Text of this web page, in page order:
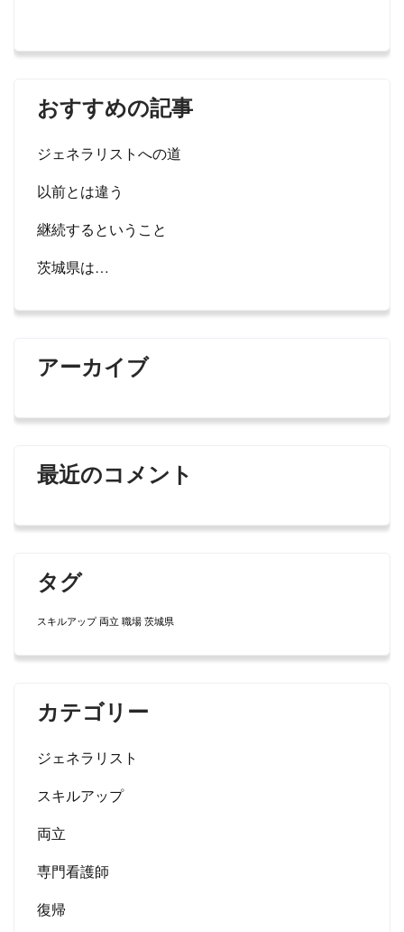
おすすめの記事
ジェネラリストへの道
以前とは違う
継続するということ
茨城県は…
アーカイブ
最近のコメント
タグ
スキルアップ 両立 職場 茨城県
カテゴリー
ジェネラリスト
スキルアップ
両立
専門看護師
復帰